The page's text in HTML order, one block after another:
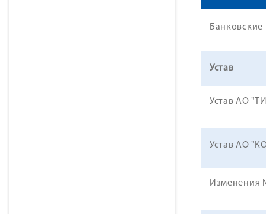
Устав
Устав АО
Устав АО
Изменения